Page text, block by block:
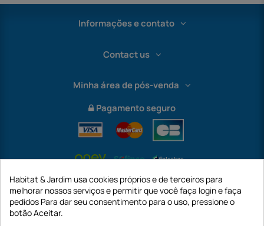
Informações e contato
Contact us
Minha área de pós-venda
Pagamento seguro
Habitat & Jardim usa cookies próprios e de terceiros para
melhorar nossos serviços e permitir que você faça login e faça
pedidos Para dar seu consentimento para o uso, pressione o
botão Aceitar.